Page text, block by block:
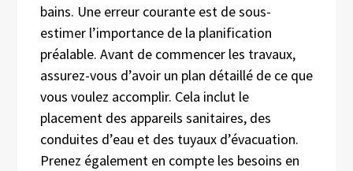
bains. Une erreur courante est de sous-
estimer l’importance de la planification
préalable. Avant de commencer les travaux,
assurez-vous d’avoir un plan détaillé de ce que
vous voulez accomplir. Cela inclut le
placement des appareils sanitaires, des
conduites d’eau et des tuyaux d’évacuation.
Prenez également en compte les besoins en